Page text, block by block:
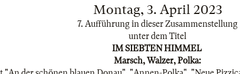
Montag, 3. April 2023
7. Aufführung in dieser Zusammenstellung
unter dem Titel
IM SIEBTEN HIMMEL
Marsch, Walzer, Polka: